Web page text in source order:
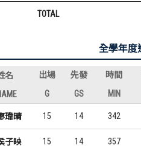
TOTAL
全學年度
名 出場 先發 時間
G GS MIN
瑋晴 15 14 342
子映 15 14 357